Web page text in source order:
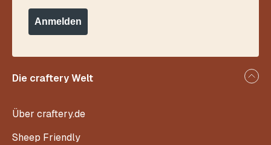
Die craftery Welt
Über craftery.de
Sheep Friendly
Anmelden